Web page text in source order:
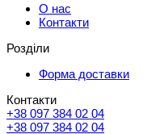
О нас
Контакти
Розділи
Форма доставки
Контакти
+38 097 384 02 04
+38 097 384 02 04